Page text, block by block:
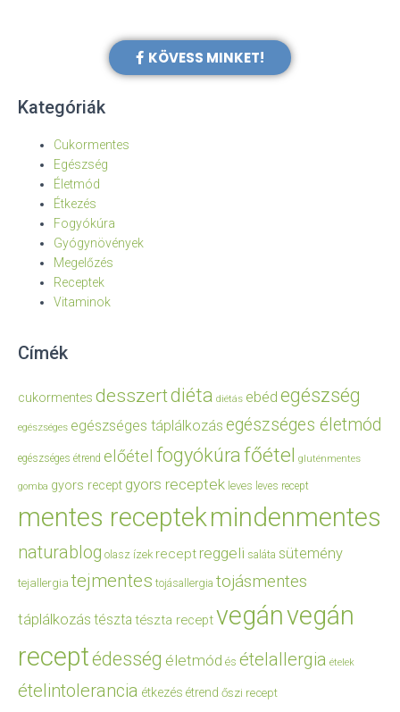
KÖVESS MINKET!
Kategóriák
Cukormentes
Egészség
Életmód
Étkezés
Fogyókúra
Gyógynövények
Megelőzés
Receptek
Vitaminok
Címék
cukormentes desszertdiéta diétás ebéd egészség
egészséges egészséges táplálkozás egészséges életmód
egészséges étrend előétel fogyókúrafőétel gluténmentes
gomba gyors recept gyors receptek leves leves recept
mentes receptekmindenmentes
naturablog olasz ízek recept reggeli saláta sütemény
tejallergia tejmentes tojásallergia tojásmentes
táplálkozás tészta tészta receptvegánvegán
receptédesség életmód és ételallergia ételek
ételintolerancia étkezés étrend őszi recept